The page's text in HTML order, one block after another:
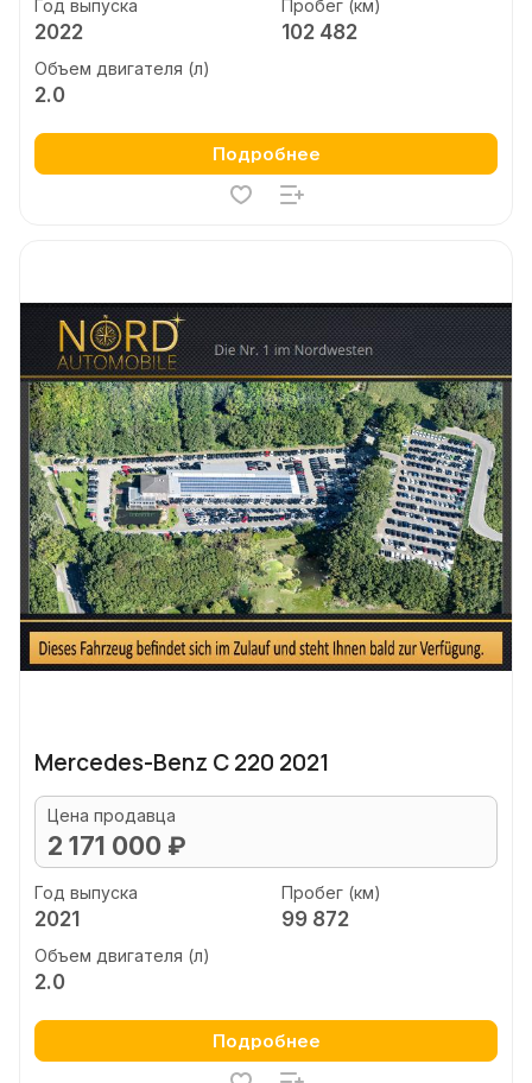
Год выпуска
2022
Пробег (км)
102 482
Объем двигателя (л)
2.0
Подробнее
Mercedes-Benz C 220 2021
Цена продавца
2 171 000 ₽
Год выпуска
2021
Пробег (км)
99 872
Объем двигателя (л)
2.0
Подробнее